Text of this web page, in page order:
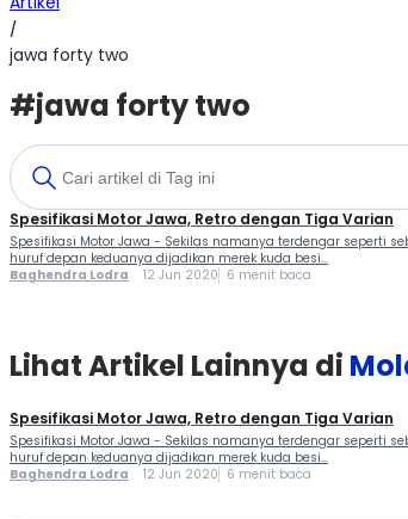
/
jawa forty two
#jawa forty two
Spesifikasi Motor Jawa, Retro dengan Tiga Varian
Spesifikasi Motor Jawa - Sekilas namanya terdengar seperti
huruf depan keduanya dijadikan merek kuda besi...
Baghendra Lodra 12 Jun 2020 6 menit baca
Lihat Artikel Lainnya di
Spesifikasi Motor Jawa, Retro dengan Tiga Varian
Spesifikasi Motor Jawa - Sekilas namanya terdengar seperti
huruf depan keduanya dijadikan merek kuda besi...
Baghendra Lodra 12 Jun 2020 6 menit baca